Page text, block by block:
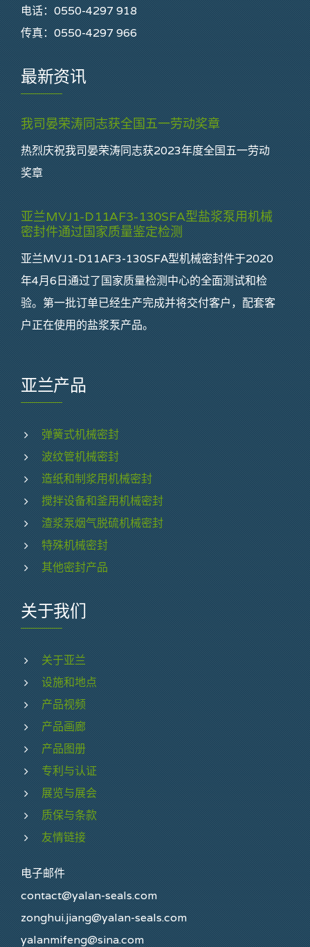
电话：0550-4297 918
传真：0550-4297 966
最新资讯
我司晏荣涛同志获全国五一劳动奖章
热烈庆祝我司晏荣涛同志获2023年度全国五一劳动
奖章
亚兰MVJ1-D11AF3-130SFA型盐浆泵用机械
密封件通过国家质量鉴定检测
亚兰MVJ1-D11AF3-130SFA型机械密封件于2020
年4月6日通过了国家质量检测中心的全面测试和检
验。第一批订单已经生产完成并将交付客户，配套客
户正在使用的盐浆泵产品。
亚兰产品
弹簧式机械密封
波纹管机械密封
造纸和制浆用机械密封
搅拌设备和釜用机械密封
渣浆泵烟气脱硫机械密封
特殊机械密封
其他密封产品
关于我们
关于亚兰
设施和地点
产品视频
产品画廊
产品图册
专利与认证
展览与展会
质保与条款
友情链接
电子邮件
contact@yalan-seals.com
zonghui.jiang@yalan-seals.com
yalanmifeng@sina.com